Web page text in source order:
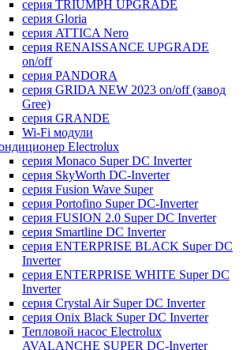
серия TRIUMPH UPGRADE
серия Gloria
серия ATTICA Nero
серия RENAISSANCE UPGRADE
on/off
серия PANDORA
серия GRIDA NEW 2023 on/off (завод
Gree)
серия GRANDE
Wi-Fi модули
Electrolux
серия Monaco Super DC Inverter
серия SkyWorth DC-Inverter
серия Fusion Wave Super
серия Portofino Super DC-Inverter
серия FUSION 2.0 Super DC Іnverter
серия Smartline DC Inverter
серия ENTERPRISE BLACK Super DC
Inverter
серия ENTERPRISE WHITE Super DC
Inverter
серия Crystal Air Super DC Inverter
серия Onix Black Super DC Inverter
Тепловой насос Electrolux
AVALANCHE SUPER DC-Inverter